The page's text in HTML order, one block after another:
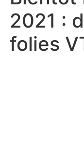
2021 :
folies